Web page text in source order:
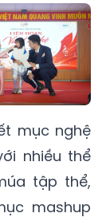
mục nghệ
nhiều thể
tập thể,
mashup